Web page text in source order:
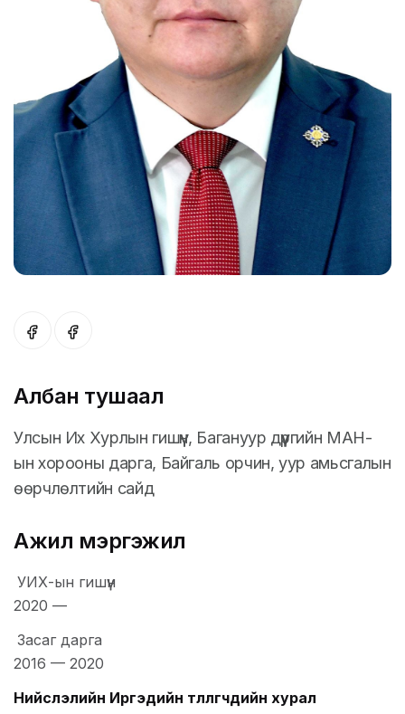
Албан тушаал
Улсын Их Хурлын гишүүн, Багануур дүүргийн МАН-
ын хорооны дарга, Байгаль орчин, уур амьсгалын
өөрчлөлтийн сайд
Ажил мэргэжил
УИХ-ын гишүүн
2020 —
Засаг дарга
2016 — 2020
Нийслэлийн Иргэдийн төлөөлөгчдийн хурал